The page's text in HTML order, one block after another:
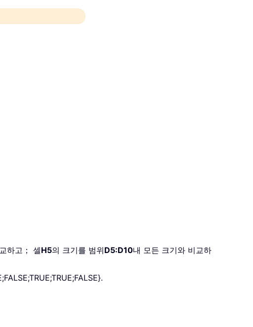
하고； 셀H5의 크기를 범위D5:D10내 모든 크기와 비교하